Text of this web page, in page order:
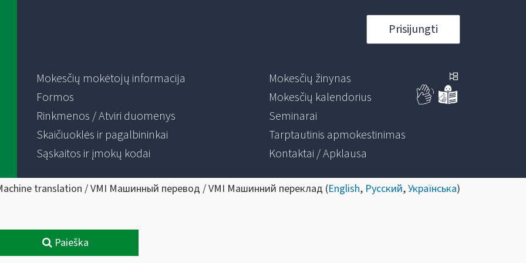
Prisijungti
Mokesčių mokėtojų informacija
Formos
Rinkmenos / Atviri duomenys
Skaičiuoklės ir pagalbininkai
Sąskaitos ir įmokų kodai
Mokesčių žinynas
Mokesčių kalendorius
Seminarai
Tarptautinis apmokestinimas
Kontaktai / Apklausa
translation / VMI Машинный перевод / VMI Машинний переклад (English, Русский,Українська)
Paieška